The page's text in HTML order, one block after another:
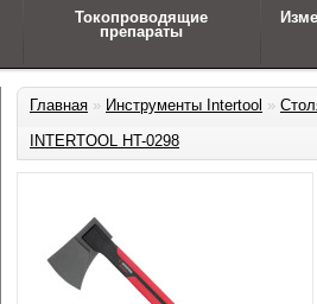
Токопроводящие
препараты
Главная » Инструменты Intertool »
INTERTOOL HT-0298